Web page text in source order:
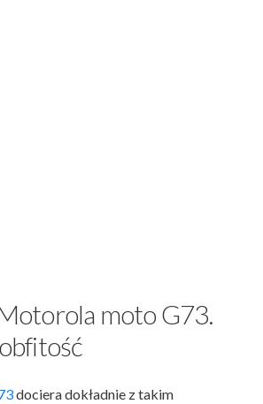
moto G73.
dociera dokładnie z takim